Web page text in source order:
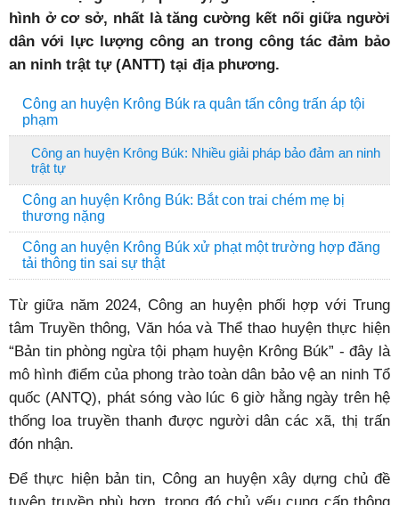
hình ở cơ sở, nhất là tăng cường kết nối giữa người
dân với lực lượng công an trong công tác đảm bảo
an ninh trật tự (ANTT) tại địa phương.
Công an huyện Krông Búk ra quân tấn công trấn áp tội
phạm
Công an huyện Krông Búk: Nhiều giải pháp bảo đảm an ninh
trật tự
Công an huyện Krông Búk: Bắt con trai chém mẹ bị
thương nặng
Công an huyện Krông Búk xử phạt một trường hợp đăng
tải thông tin sai sự thật
Từ giữa năm 2024, Công an huyện phối hợp với Trung
tâm Truyền thông, Văn hóa và Thể thao huyện thực hiện
“Bản tin phòng ngừa tội phạm huyện Krông Búk” - đây là
mô hình điểm của phong trào toàn dân bảo vệ an ninh Tổ
quốc (ANTQ), phát sóng vào lúc 6 giờ hằng ngày trên hệ
thống loa truyền thanh được người dân các xã, thị trấn
đón nhận.
Để thực hiện bản tin, Công an huyện xây dựng chủ đề
tuyên truyền phù hợp, trong đó chủ yếu cung cấp thông